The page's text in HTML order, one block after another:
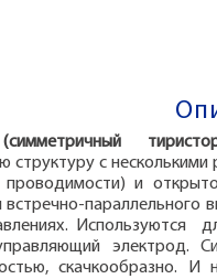
структуру с
проводимости) и
параллельного
Используются
электрод.
скачкообразно. И